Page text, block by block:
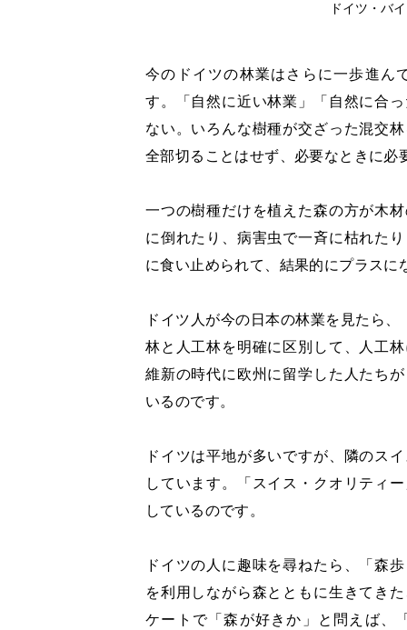
ドイツ・バ
今のドイツの林業はさらに一歩進ん
す。「自然に近い林業」「自然に合
ない。いろんな樹種が交ざった混交
全部切ることはせず、必要なときに必
一つの樹種だけを植えた森の方が木
に倒れたり、病害虫で一斉に枯れた
に食い止められて、結果的にプラスに
ドイツ人が今の日本の林業を見たら
林と人工林を明確に区別して、人工
維新の時代に欧州に留学した人たち
いるのです。
ドイツは平地が多いですが、隣のス
しています。「スイス・クオリティ
しているのです。
ドイツの人に趣味を尋ねたら、「森
を利用しながら森とともに生きてき
ケートで「森が好きか」と問えば、